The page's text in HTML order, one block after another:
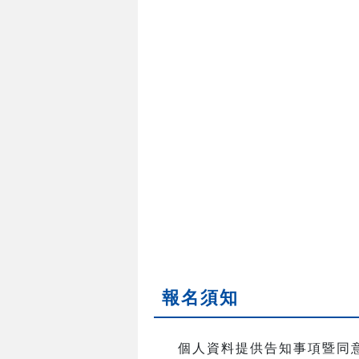
報名須知
個人資料提供告知事項暨同